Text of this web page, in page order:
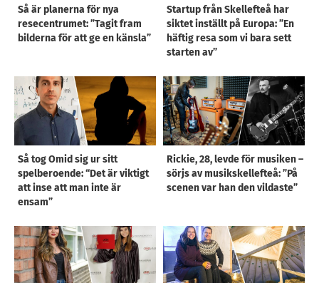
Så är planerna för nya
resecentrumet: ”Tagit fram
bilderna för att ge en känsla”
Startup från Skellefteå har
siktet inställt på Europa: ”En
häftig resa som vi bara sett
starten av”
Så tog Omid sig ur sitt
spelberoende: “Det är viktigt
att inse att man inte är
ensam”
Rickie, 28, levde för musiken –
sörjs av musikskellefteå: ”På
scenen var han den vildaste”